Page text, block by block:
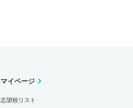
マイページ
志望校リスト